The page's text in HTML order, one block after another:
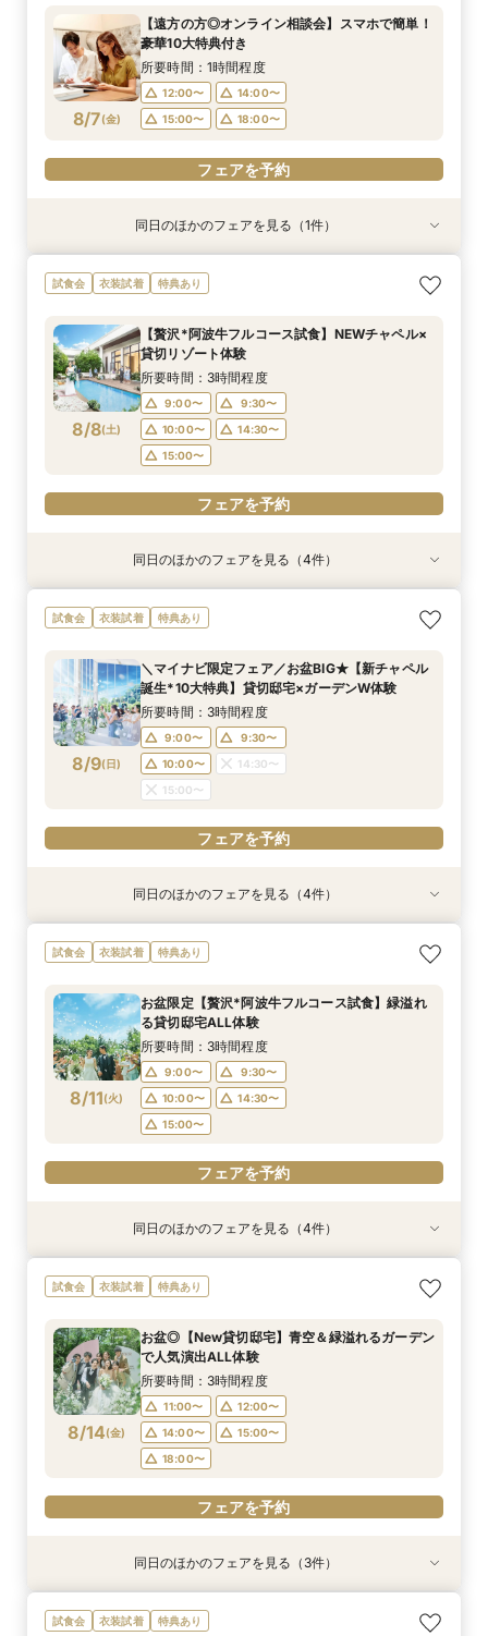
8/7(金)
【遠方の方◎オンライン相談会】スマホで簡単！
豪華10大特典付き
所要時間：1時間程度
12:00〜
14:00〜
15:00〜
18:00〜
フェアを予約
衣装試着 特典あり
8/7(金)
【おもてなし重視◎】料理ランクUP＆10大特典
★貸切体験＆相談会
11:00〜
12:00〜
14:00〜
15:00〜
17:30〜
フェアを予約
同日のほかのフェアを見る（1件）
試食会 衣装試着 特典あり
8/8(土)
【贅沢*阿波牛フルコース試食】NEWチャペル×
貸切リゾート体験
所要時間：3時間程度
9:00〜
9:30〜
10:00〜
14:30〜
15:00〜
フェアを予約
8/8(土)
【遠方の方◎オンライン相談会】スマホで簡単！
豪華10大特典付き
9:30〜
10:00〜
14:30〜
15:00〜
フェアを予約
衣装試着 特典あり
8/8(土)
おもてなし体験【国産牛フィレ試食】料理ランク
UP＆New貸切邸宅
9:00〜
9:30〜
10:00〜
14:30〜
15:00〜
フェアを予約
衣装試着 特典あり
8/8(土)
【初めての見学にオススメ】見積りまでしっかり
相談★全館見学
9:00〜
9:30〜
10:00〜
14:30〜
15:00〜
フェアを予約
衣装試着 特典あり
8/8(土)
【少人数で挙式重視】アットホームなNewチャペ
ル体験&ドレス優待
9:00〜
9:30〜
10:00〜
14:30〜
15:00〜
フェアを予約
同日のほかのフェアを見る（4件）
試食会 衣装試着 特典あり
8/9(日)
＼マイナビ限定フェア／お盆BIG★【新チャペル
誕生*10大特典】貸切邸宅×ガーデンW体験
所要時間：3時間程度
9:00〜
9:30〜
10:00〜
14:30〜
15:00〜
フェアを予約
衣装試着 特典あり
8/9(日)
おもてなし体験【国産牛フィレ試食】料理ランク
UP＆New貸切邸宅
9:00〜
9:30〜
10:00〜
14:30〜
15:00〜
フェアを予約
8/9(日)
【遠方の方◎オンライン相談会】スマホで簡単！
豪華10大特典付き
9:30〜
10:00〜
14:30〜
15:00〜
フェアを予約
衣装試着 特典あり
8/9(日)
【初めての見学にオススメ】見積りまでしっかり
相談★全館見学
9:00〜
9:30〜
10:00〜
14:30〜
15:00〜
フェアを予約
衣装試着 特典あり
8/9(日)
【少人数で挙式重視】アットホームなNewチャペ
ル体験&ドレス優待
9:00〜
9:30〜
10:00〜
14:30〜
15:00〜
フェアを予約
同日のほかのフェアを見る（4件）
試食会 衣装試着 特典あり
8/11(火)
お盆限定【贅沢*阿波牛フルコース試食】緑溢れ
る貸切邸宅ALL体験
所要時間：3時間程度
9:00〜
9:30〜
10:00〜
14:30〜
15:00〜
フェアを予約
8/11(火)
【遠方の方◎オンライン相談会】スマホで簡単！
豪華10大特典付き
9:30〜
10:00〜
14:30〜
15:00〜
フェアを予約
衣装試着 特典あり
8/11(火)
おもてなし体験【国産牛フィレ試食】料理ランク
UP＆New貸切邸宅
9:00〜
9:30〜
10:00〜
14:30〜
15:00〜
フェアを予約
衣装試着 特典あり
8/11(火)
【初めての見学にオススメ】見積りまでしっかり
相談★全館見学
9:00〜
9:30〜
10:00〜
14:30〜
15:00〜
フェアを予約
衣装試着 特典あり
8/11(火)
【少人数で挙式重視】アットホームなNewチャペ
ル体験&ドレス優待
9:00〜
9:30〜
10:00〜
14:30〜
15:00〜
フェアを予約
同日のほかのフェアを見る（4件）
試食会 衣装試着 特典あり
8/14(金)
お盆◎【New貸切邸宅】青空＆緑溢れるガーデン
で人気演出ALL体験
所要時間：3時間程度
11:00〜
12:00〜
14:00〜
15:00〜
18:00〜
フェアを予約
【遠方の方◎オンライン相談会】スマホで簡単！
衣装試着 特典あり
【おもてなし重視◎】料理ランクUP＆10大特典
衣装試着 特典あり
【1組限定★貸切邸宅】少人数で挙式会食♪New
同日のほかのフェアを見る（3件）
試食会 衣装試着 特典あり